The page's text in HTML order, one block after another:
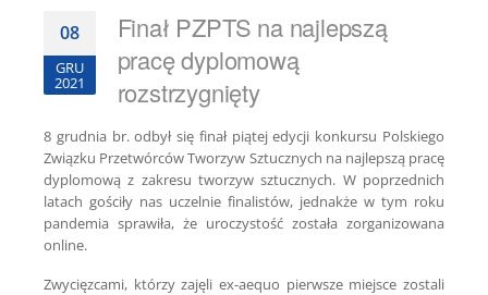
08
GRU
2021
Finał PZPTS na najlepszą
pracę dyplomową
rozstrzygnięty
8 grudnia br. odbył się finał piątej edycji konkursu Polskiego
Związku Przetwórców Tworzyw Sztucznych na najlepszą pracę
dyplomową z zakresu tworzyw sztucznych. W poprzednich
latach gościły nas uczelnie finalistów, jednakże w tym roku
pandemia sprawiła, że uroczystość została zorganizowana
online.
Zwycięzcami, którzy zajęli ex-aequo pierwsze miejsce zostali